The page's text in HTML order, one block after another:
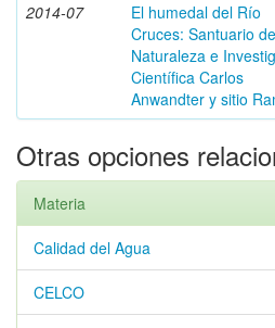
2014-07
El humedal del Río
Cruces: Santuario
Naturaleza e
Científica Carlos
Anwandter y sitio
Otras opciones
Materia
Calidad del Agua
CELCO